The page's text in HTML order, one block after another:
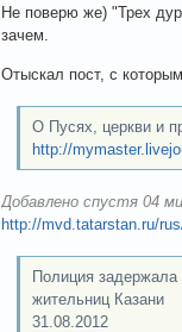
Не поверю же) "Трех
зачем.
Отыскал пост, с
О Пусях, церкви и
http://
Добавлено спустя 04
http://mvd.tatarstan.ru/
Полиция задержала
жительниц Казани
31.08.2012